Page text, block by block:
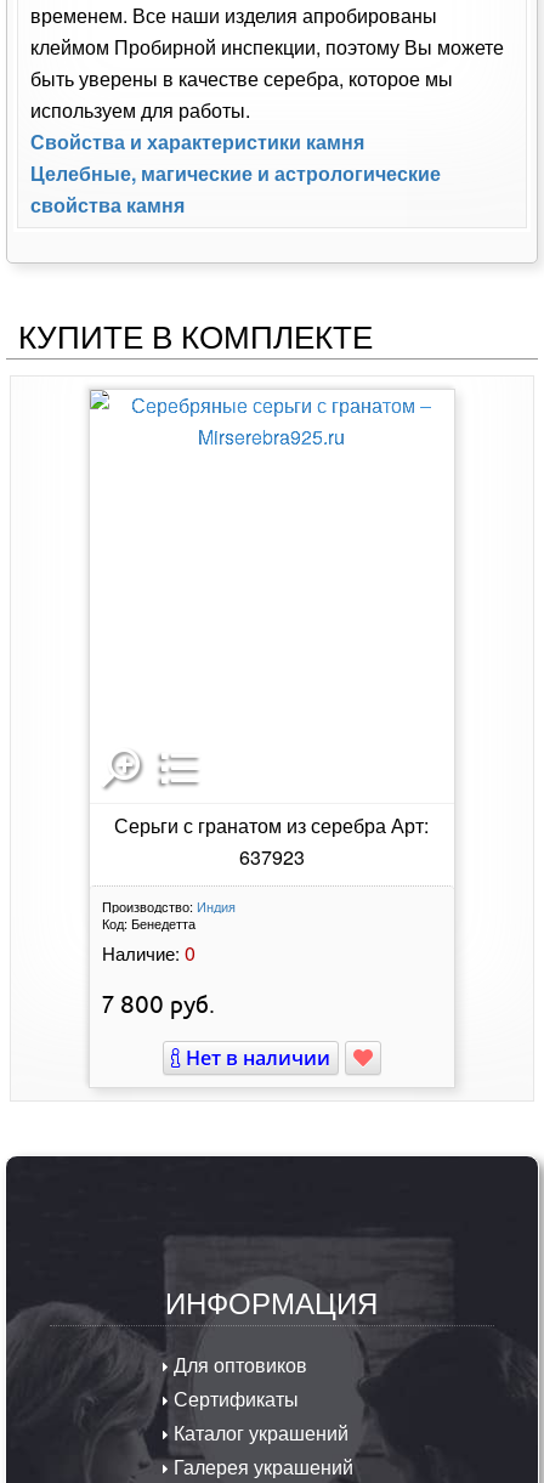
временем. Все наши изделия апробированы
клеймом Пробирной инспекции, поэтому Вы можете
быть уверены в качестве серебра, которое мы
используем для работы.
Свойства и характеристики камня
Целебные, магические и астрологические
свойства камня
КУПИТЕ В КОМПЛЕКТЕ
Серьги с гранатом из серебра Арт:
637923
Производство: Индия
Код: Бенедетта
Наличие: 0
7 800 руб.
Нет в наличии
ИНФОРМАЦИЯ
Для оптовиков
Сертификаты
Каталог украшений
Галерея украшений